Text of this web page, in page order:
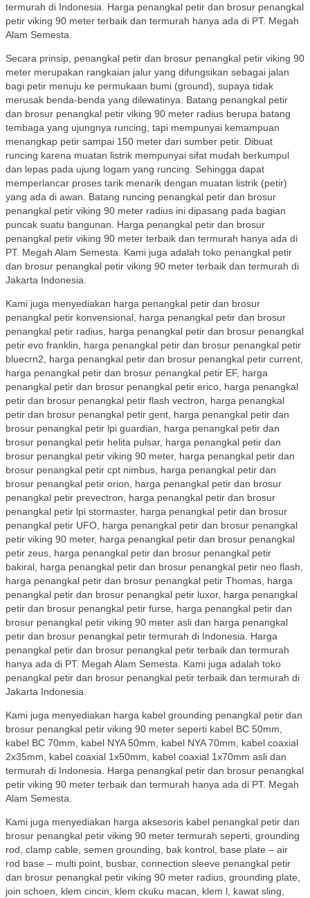
termurah di Indonesia. Harga penangkal petir dan brosur penangkal
petir viking 90 meter terbaik dan termurah hanya ada di PT. Megah
Alam Semesta.
Secara prinsip, penangkal petir dan brosur penangkal petir viking 90
meter merupakan rangkaian jalur yang difungsikan sebagai jalan
bagi petir menuju ke permukaan bumi (ground), supaya tidak
merusak benda-benda yang dilewatinya. Batang penangkal petir
dan brosur penangkal petir viking 90 meter radius berupa batang
tembaga yang ujungnya runcing, tapi mempunyai kemampuan
menangkap petir sampai 150 meter dari sumber petir. Dibuat
runcing karena muatan listrik mempunyai sifat mudah berkumpul
dan lepas pada ujung logam yang runcing. Sehingga dapat
memperlancar proses tarik menarik dengan muatan listrik (petir)
yang ada di awan. Batang runcing penangkal petir dan brosur
penangkal petir viking 90 meter radius ini dipasang pada bagian
puncak suatu bangunan. Harga penangkal petir dan brosur
penangkal petir viking 90 meter terbaik dan termurah hanya ada di
PT. Megah Alam Semesta. Kami juga adalah toko penangkal petir
dan brosur penangkal petir viking 90 meter terbaik dan termurah di
Jakarta Indonesia.
Kami juga menyediakan harga penangkal petir dan brosur
penangkal petir konvensional, harga penangkal petir dan brosur
penangkal petir radius, harga penangkal petir dan brosur penangkal
petir evo franklin, harga penangkal petir dan brosur penangkal petir
bluecrn2, harga penangkal petir dan brosur penangkal petir current,
harga penangkal petir dan brosur penangkal petir EF, harga
penangkal petir dan brosur penangkal petir erico, harga penangkal
petir dan brosur penangkal petir flash vectron, harga penangkal
petir dan brosur penangkal petir gent, harga penangkal petir dan
brosur penangkal petir lpi guardian, harga penangkal petir dan
brosur penangkal petir helita pulsar, harga penangkal petir dan
brosur penangkal petir viking 90 meter, harga penangkal petir dan
brosur penangkal petir cpt nimbus, harga penangkal petir dan
brosur penangkal petir orion, harga penangkal petir dan brosur
penangkal petir prevectron, harga penangkal petir dan brosur
penangkal petir lpi stormaster, harga penangkal petir dan brosur
penangkal petir UFO, harga penangkal petir dan brosur penangkal
petir viking 90 meter, harga penangkal petir dan brosur penangkal
petir zeus, harga penangkal petir dan brosur penangkal petir
bakiral, harga penangkal petir dan brosur penangkal petir neo flash,
harga penangkal petir dan brosur penangkal petir Thomas, harga
penangkal petir dan brosur penangkal petir luxor, harga penangkal
petir dan brosur penangkal petir furse, harga penangkal petir dan
brosur penangkal petir viking 90 meter asli dan harga penangkal
petir dan brosur penangkal petir termurah di Indonesia. Harga
penangkal petir dan brosur penangkal petir terbaik dan termurah
hanya ada di PT. Megah Alam Semesta. Kami juga adalah toko
penangkal petir dan brosur penangkal petir terbaik dan termurah di
Jakarta Indonesia.
Kami juga menyediakan harga kabel grounding penangkal petir dan
brosur penangkal petir viking 90 meter seperti kabel BC 50mm,
kabel BC 70mm, kabel NYA 50mm, kabel NYA 70mm, kabel coaxial
2x35mm, kabel coaxial 1x50mm, kabel coaxial 1x70mm asli dan
termurah di Indonesia. Harga penangkal petir dan brosur penangkal
petir viking 90 meter terbaik dan termurah hanya ada di PT. Megah
Alam Semesta.
Kami juga menyediakan harga aksesoris kabel penangkal petir dan
brosur penangkal petir viking 90 meter termurah seperti, grounding
rod, clamp cable, semen grounding, bak kontrol, base plate – air
rod base – multi point, busbar, connection sleeve penangkal petir
dan brosur penangkal petir viking 90 meter radius, grounding plate,
join schoen, klem cincin, klem ckuku macan, klem l, kawat sling,